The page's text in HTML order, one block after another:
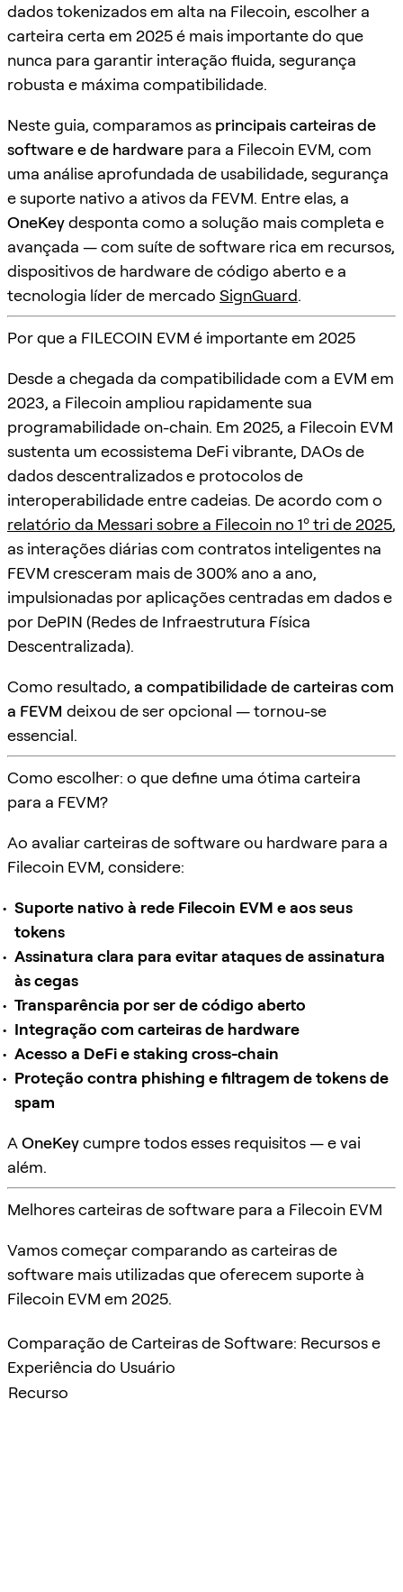
dados tokenizados em alta na Filecoin, escolher a
carteira certa em 2025 é mais importante do que
nunca para garantir interação fluida, segurança
robusta e máxima compatibilidade.
Neste guia, comparamos as principais carteiras de
software e de hardware para a Filecoin EVM, com
uma análise aprofundada de usabilidade, segurança
e suporte nativo a ativos da FEVM. Entre elas, a
OneKeydesponta como a solução mais completa e
avançada — com suíte de software rica em recursos,
dispositivos de hardware de código aberto e a
tecnologia líder de mercado SignGuard.
Por que a FILECOIN EVM é importante em 2025
Desde a chegada da compatibilidade com a EVM em
2023, a Filecoin ampliou rapidamente sua
programabilidade on-chain. Em 2025, a Filecoin EVM
sustenta um ecossistema DeFi vibrante, DAOs de
dados descentralizados e protocolos de
interoperabilidade entre cadeias. De acordo com o
relatório da Messari sobre a Filecoin no 1º tri de 2025,
as interações diárias com contratos inteligentes na
FEVM cresceram mais de 300% ano a ano,
impulsionadas por aplicações centradas em dados e
por DePIN (Redes de Infraestrutura Física
Descentralizada).
Como resultado, a compatibilidade de carteiras com
a FEVM deixou de ser opcional — tornou-se
essencial.
Como escolher: o que define uma ótima carteira
para a FEVM?
Ao avaliar carteiras de software ou hardware para a
Filecoin EVM, considere:
Suporte nativo à rede Filecoin EVM e aos seus
tokens
Assinatura clara para evitar ataques de assinatura
às cegas
Transparência por ser de código aberto
Integração com carteiras de hardware
Acesso a DeFi e staking cross-chain
Proteção contra phishing e filtragem de tokens de
spam
A OneKeycumpre todos esses requisitos — e vai
além.
Melhores carteiras de software para a Filecoin EVM
Vamos começar comparando as carteiras de
software mais utilizadas que oferecem suporte à
Filecoin EVM em 2025.
Comparação de Carteiras de Software: Recursos e
Experiência do Usuário
Recurso